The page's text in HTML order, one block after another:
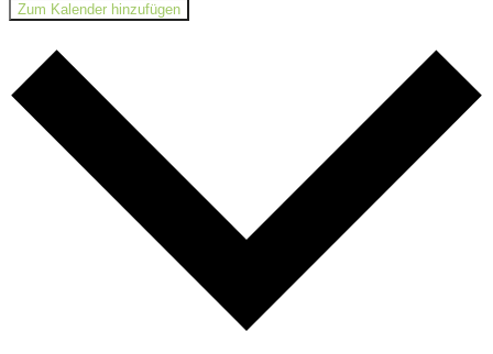
Zum Kalender hinzufügen